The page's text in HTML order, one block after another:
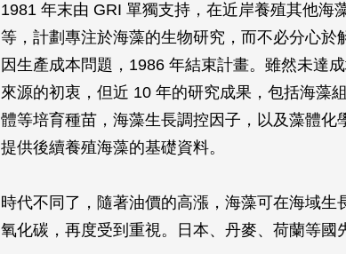
1981 年末由 GRI 單獨支持，在近岸養殖其他海
等，計劃專注於海藻的生物研究，而不必分心於
因生產成本問題，1986 年結束計畫。雖然未達
來源的初衷，但近 10 年的研究成果，包括海藻
體等培育種苗，海藻生長調控因子，以及藻體化
提供後續養殖海藻的基礎資料。
時代不同了，隨著油價的高漲，海藻可在海域生
氧化碳，再度受到重視。日本、丹麥、荷蘭等國